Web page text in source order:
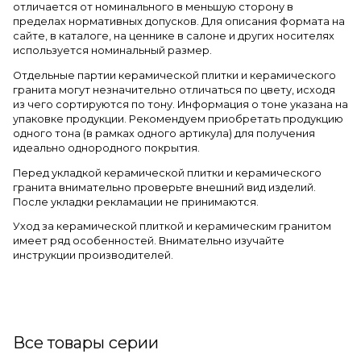
отличается от номинального в меньшую сторону в
пределах нормативных допусков. Для описания формата на
сайте, в каталоге, на ценнике в салоне и других носителях
используется номинальный размер.
Отдельные партии керамической плитки и керамического
гранита могут незначительно отличаться по цвету, исходя
из чего сортируются по тону. Информация о тоне указана на
упаковке продукции. Рекомендуем приобретать продукцию
одного тона (в рамках одного артикула) для получения
идеально однородного покрытия.
Перед укладкой керамической плитки и керамического
гранита внимательно проверьте внешний вид изделий.
После укладки рекламации не принимаются.
Уход за керамической плиткой и керамическим гранитом
имеет ряд особенностей. Внимательно изучайте
инструкции производителей.
Все товары серии